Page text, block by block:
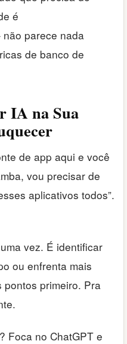
é
parece nada
de banco de
IA na Sua
de app aqui e você
vou precisar de
aplicativos todos”.
vez. É identificar
ou enfrenta mais
primeiro. Pra
Foca no ChatGPT e